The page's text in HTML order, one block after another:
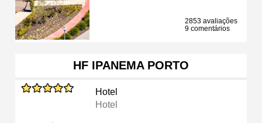
2853 avaliações
9 comentários
HF IPANEMA PORTO
Hotel
Hotel